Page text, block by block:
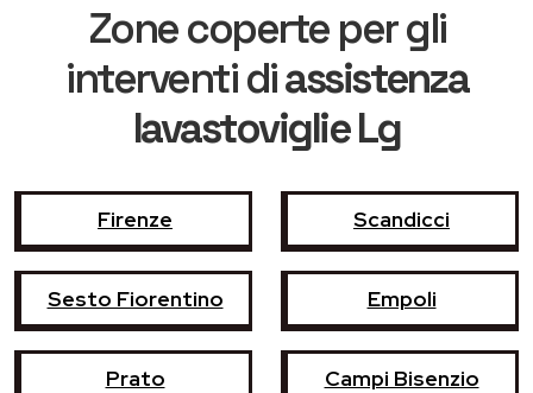
Zone coperte per gli
interventi diassistenza
lavastoviglie Lg
Firenze Scandicci
Sesto Fiorentino Empoli
Prato Campi Bisenzio